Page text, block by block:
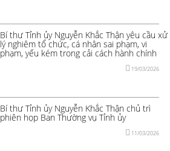
Bí thư Tỉnh ủy Nguyễn Khắc Thận yêu cầu xử
lý nghiêm tổ chức, cá nhân sai phạm, vi
phạm, yếu kém trong cải cách hành chính
19/03/2026
Bí thư Tỉnh ủy Nguyễn Khắc Thận chủ trì
phiên họp Ban Thường vụ Tỉnh ủy
11/03/2026